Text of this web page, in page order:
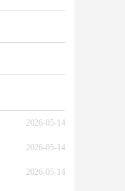
2026-05-14
2026-05-14
2026-05-14